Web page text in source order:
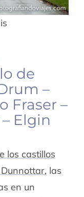
de
–
Fraser –
Elgin
los castillos
, las
en un